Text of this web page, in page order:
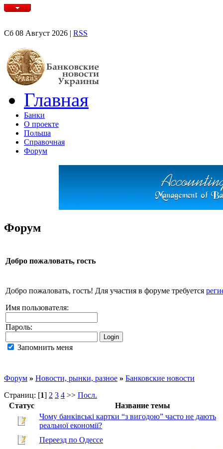
Сб 08 Август 2026 | RSS
Главная
Банки
О проекте
Польша
Справочная
Форум
Форум
Добро пожаловать, гость
Добро пожаловать, гость! Для участия в форуме требуется
Имя пользователя:
Пароль:
Запомнить меня
Форум » Новости, рынки, разное » Банковские новости
Страниц: [1] 2 3 4 >> Посл.
Статус
Название темы
Чому банківські картки “з вигодою” часто не дають
реальної економії?
Переезд по Одессе